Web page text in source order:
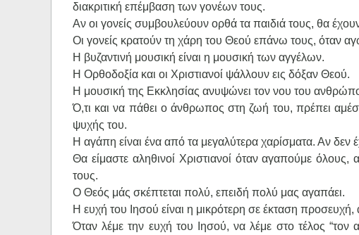
διακριτική επέμβαση των γονέων τους.
Αν οι γονείς συμβουλεύουν ορθά τα παιδιά τους, θα
Οι γονείς κρατούν τη χάρη του Θεού επάνω τους, όταν
Η βυζαντινή μουσική είναι η μουσική των αγγέλων.
Η Ορθοδοξία και οι Χριστιανοί ψάλλουν εις δόξαν Θεού.
Η μουσική της Εκκλησίας ανυψώνει τον νου του
Ό,τι και να πάθει ο άνθρωπος στη ζωή του, πρέπει
ψυχής του.
Η αγάπη είναι ένα από τα μεγαλύτερα χαρίσματα. Αν δεν
Θα είμαστε αληθινοί Χριστιανοί όταν αγαπούμε
τους.
Ο Θεός μάς σκέπτεται πολύ, επειδή πολύ μας αγαπάει.
Η ευχή του Ιησού είναι η μικρότερη σε έκταση προσευχή,
Όταν λέμε την ευχή του Ιησού, να λέμε στο τέλος